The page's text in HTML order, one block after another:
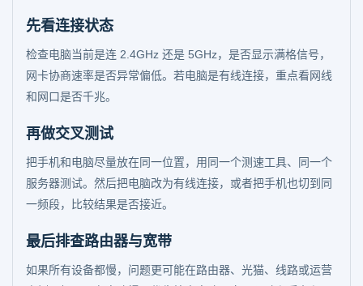
先看连接状态
检查电脑当前是连 2.4GHz 还是 5GHz，是否显示满格信号，
网卡协商速率是否异常偏低。若电脑是有线连接，重点看网线
和网口是否千兆。
再做交叉测试
把手机和电脑尽量放在同一位置，用同一个测速工具、同一个
服务器测试。然后把电脑改为有线连接，或者把手机也切到同
一频段，比较结果是否接近。
最后排查路由器与宽带
如果所有设备都慢，问题更可能在路由器、光猫、线路或运营